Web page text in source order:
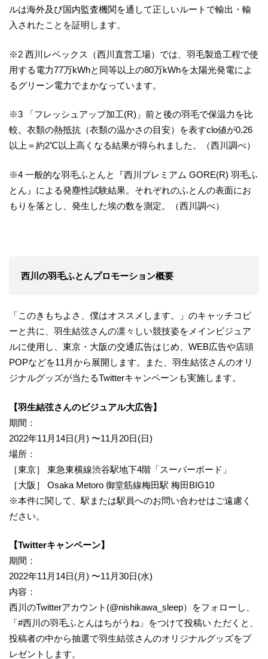
ルは海外及び国内監査機関を通して正しいルートで輸出・輸
入されたことを証明します。
※2 西川レベックス（西川直営工場）では、羽毛製造工程で使
用する電力77万kWhと同等以上の80万kWhを太陽光発電によ
るグリーン電力でまかなっています。
※3 「フレッシュアップ加工(R)」前と後の羽毛で保温力を比
較。衣類の熱抵抗（衣類の温かさの目安）を表すclo値が0.26
以上＝約2℃以上高くなる結果が得られました。（西川調べ）
※4 一般的な羽毛ふとんと『西川プレミアム GORE(R) 羽毛ふ
とん』による発塵性試験結果。それぞれのふとんの表面にお
もりを落とし、発生した埃の数を測定。（西川調べ）
西川の羽毛ふとんプロモーション概要
「このきもちよさ、僕はオススメします。」のキャッチコピ
ーと共に、羽生結弦さんの凛々しい競技姿をメインビジュア
ルに使用し、東京・大阪の交通広告はじめ、WEB広告や店頭
POPなどを11月から展開します。また、羽生結弦さんのオリ
ジナルグッズが当たるTwitterキャンペーンも実施します。
【羽生結弦さんのビジュアル大広告】
期間：
2022年11月14日(月) 〜11月20日(日)
場所：
［東京］ 東急東横線渋谷駅地下4階「スーパーボード」
［大阪］ Osaka Metoro 御堂筋線梅田駅 梅田BIG10
※本件に関して、駅または駅員へのお問い合わせはご遠慮く
ださい。
【Twitterキャンペーン】
期間：
2022年11月14日(月) 〜11月30日(水)
内容：
西川のTwitterアカウント(@nishikawa_sleep）をフォローし、
「#西川の羽毛ふとんはちがうね」をつけて投稿い ただくと、
投稿者の中から抽選で羽生結弦さんのオリジナルグッズをプ
レゼントします。